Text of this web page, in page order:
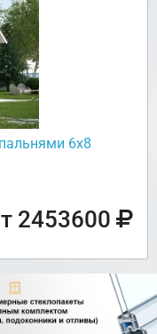
6х8
2453600